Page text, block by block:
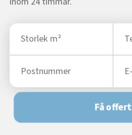
Få offert